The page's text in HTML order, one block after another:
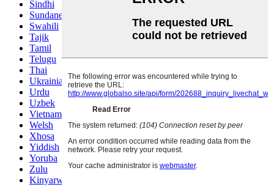
Sindhi
Sundanese
Swahili
Tajik
Tamil
Telugu
Thai
Ukrainian
Urdu
Uzbek
Vietnamese
Welsh
Xhosa
Yiddish
Yoruba
Zulu
Kinyarwanda